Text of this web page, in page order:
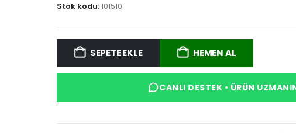
Stok kodu:101510
SEPETE EKLE HEMEN AL
CANLI DESTEK • ÜRÜN